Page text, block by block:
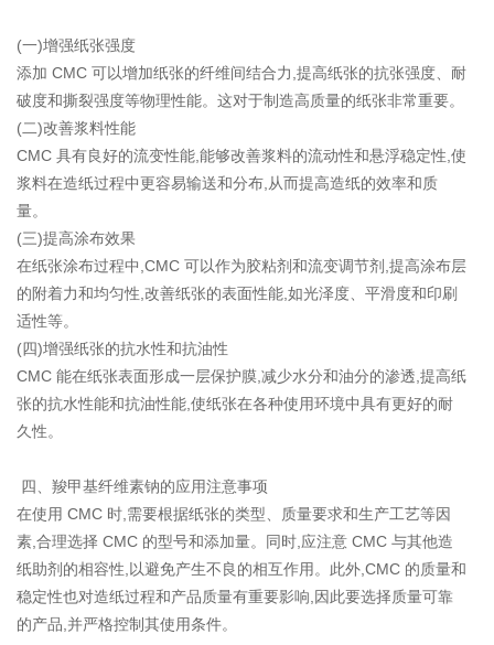
(一)增强纸张强度
添加 CMC 可以增加纸张的纤维间结合力,提高纸张的抗张强度、耐
破度和撕裂强度等物理性能。这对于制造高质量的纸张非常重要。
(二)改善浆料性能
CMC 具有良好的流变性能,能够改善浆料的流动性和悬浮稳定性,使
浆料在造纸过程中更容易输送和分布,从而提高造纸的效率和质
量。
(三)提高涂布效果
在纸张涂布过程中,CMC 可以作为胶粘剂和流变调节剂,提高涂布层
的附着力和均匀性,改善纸张的表面性能,如光泽度、平滑度和印刷
适性等。
(四)增强纸张的抗水性和抗油性
CMC 能在纸张表面形成一层保护膜,减少水分和油分的渗透,提高纸
张的抗水性能和抗油性能,使纸张在各种使用环境中具有更好的耐
久性。
四、羧甲基纤维素钠的应用注意事项
在使用 CMC 时,需要根据纸张的类型、质量要求和生产工艺等因
素,合理选择 CMC 的型号和添加量。同时,应注意 CMC 与其他造
纸助剂的相容性,以避免产生不良的相互作用。此外,CMC 的质量和
稳定性也对造纸过程和产品质量有重要影响,因此要选择质量可靠
的产品,并严格控制其使用条件。